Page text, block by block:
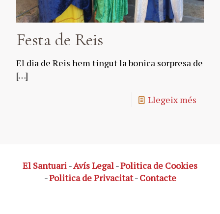
Festa de Reis
El dia de Reis hem tingut la bonica sorpresa de
[…]
Llegeix més
El Santuari-Avís Legal-Politica de Cookies
-Politica de Privacitat-Contacte